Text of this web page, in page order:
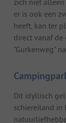
er is ook een
heeft, kan ter
direct vanaf
"Gurkenweg"
Dit idyllisch
schiereiland in